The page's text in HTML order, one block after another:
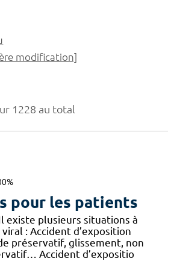
1228 au total
pour les patients
existe plusieurs situations à
: Accident d’exposition
préservatif, glissement, non
Accident d’expositio
modification]